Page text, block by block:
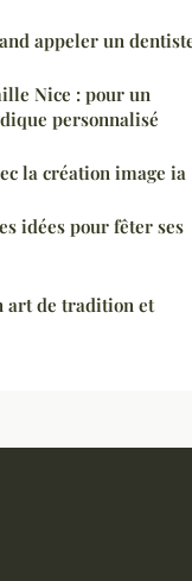
appeler un
Nice : pour un
personnalisé
la création image ia
idées pour fêter ses
art de tradition et